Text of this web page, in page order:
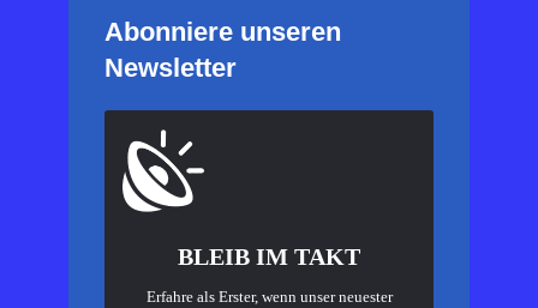
Abonniere unseren
Newsletter
BLEIB IM TAKT
Erfahre als Erster, wenn unser neuester